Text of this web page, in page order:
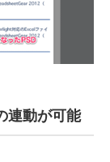
連動が可能